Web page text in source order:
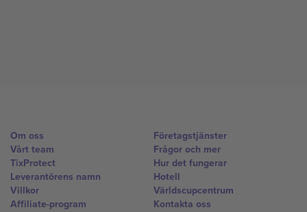
Om oss
Vårt team
TixProtect
Leverantörens namn
Villkor
Affiliate-program
Företagstjänster
Frågor och mer
Hur det fungerar
Hotell
Världscupcentrum
Kontakta oss